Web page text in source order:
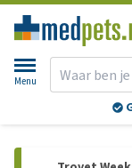
Menu